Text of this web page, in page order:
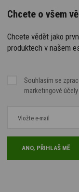
Chcete o všem
Chcete vědět jako
produktech v našem
Souhlasím se
marketingové účely